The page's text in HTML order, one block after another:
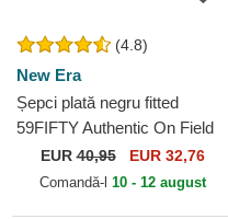
(4.8)
New Era
Șepci plată negru fitted
59FIFTY Authentic On Field
Game de Chicago White Sox
MLB de New Era
EUR40,95 EUR 32,76
Comandă-l 10 - 12 august